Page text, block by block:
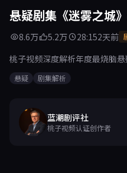
悬疑剧集《迷雾之城
8.6万 5.2万 28:152天前
桃子视频深度解析年度最烧脑
悬疑 剧集解析
蓝潮剧评社
桃子视频认证创作者